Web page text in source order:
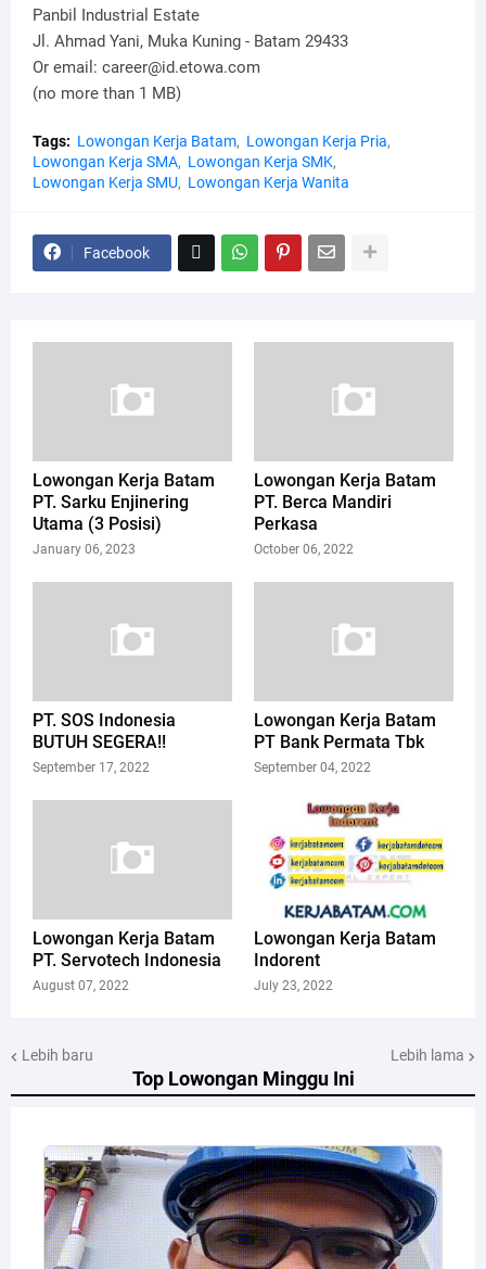
Top Lowongan Minggu Ini
Panbil Industrial Estate
Jl. Ahmad Yani, Muka Kuning - Batam 29433
Or email: career@id.etowa.com
(no more than 1 MB)
Tags: Lowongan Kerja Batam
Lowongan Kerja Pria
Lowongan Kerja SMA
Lowongan Kerja SMK
Lowongan Kerja SMU
Lowongan Kerja Wanita
Facebook
Lowongan Kerja Batam
PT. Sarku Enjinering
Utama (3 Posisi)
January 06, 2023
Lowongan Kerja Batam
PT. Berca Mandiri
Perkasa
October 06, 2022
PT. SOS Indonesia
BUTUH SEGERA!!
September 17, 2022
Lowongan Kerja Batam
PT Bank Permata Tbk
September 04, 2022
Lowongan Kerja Batam
PT. Servotech Indonesia
August 07, 2022
Lowongan Kerja Batam
Indorent
July 23, 2022
Lebih baru Lebih lama